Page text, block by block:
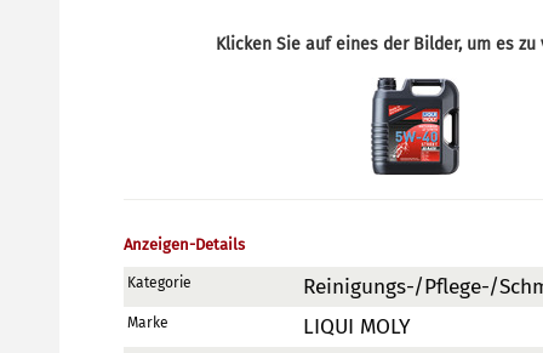
Klicken Sie auf eines der Bilder, um es zu
Anzeigen-Details
Kategorie Reinigungs-/Pflege-/
Marke LIQUI MOLY